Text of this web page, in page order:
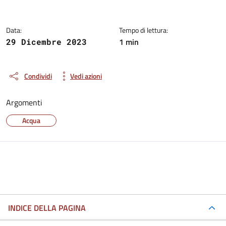
Data:
29 Dicembre 2023
Tempo di lettura:
1 min
Condividi Vedi azioni
Argomenti
Acqua
INDICE DELLA PAGINA